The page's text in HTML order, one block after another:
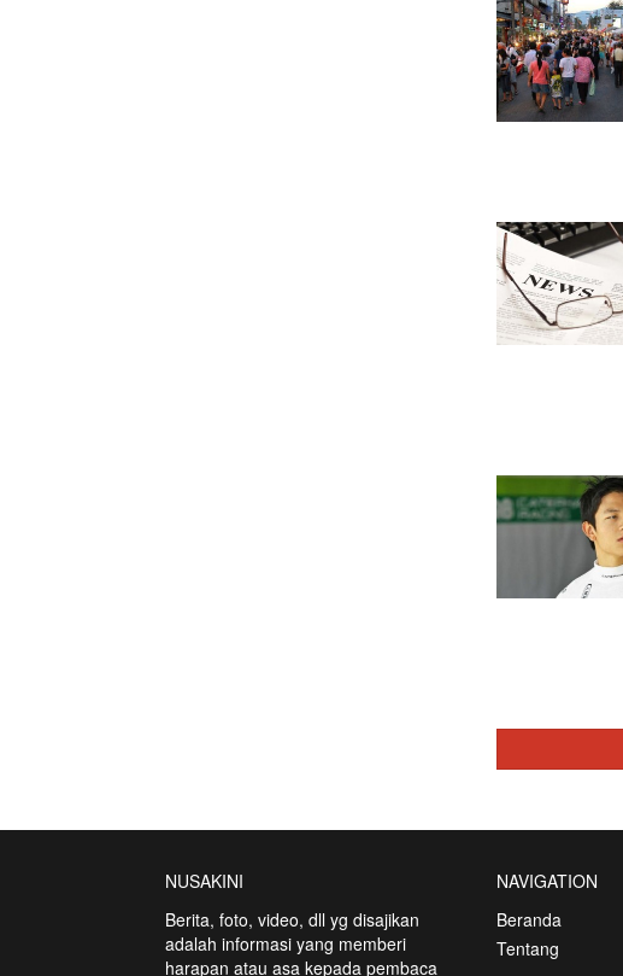
NUSAKINI
Berita, foto, video, dll yg disajikan
adalah informasi yang memberi
harapan atau asa kepada pembaca
NAVIGATION
Beranda
Tentang